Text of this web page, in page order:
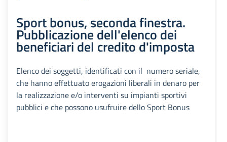
Sport bonus, seconda finestra.
Pubblicazione dell'elenco dei
beneficiari del credito d'imposta
Elenco dei soggetti, identificati con il numero seriale,
che hanno effettuato erogazioni liberali in denaro per
la realizzazione e/o interventi su impianti sportivi
pubblici e che possono usufruire dello Sport Bonus